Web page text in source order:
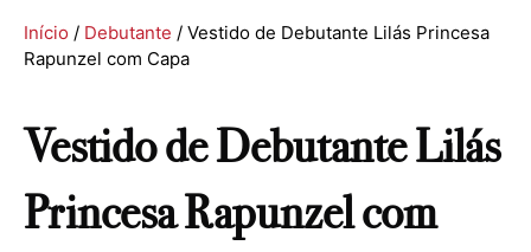
Início / Debutante / Vestido de Debutante Lilás Princesa
Rapunzel com Capa
Vestido de Debutante Lilás
Princesa Rapunzel com